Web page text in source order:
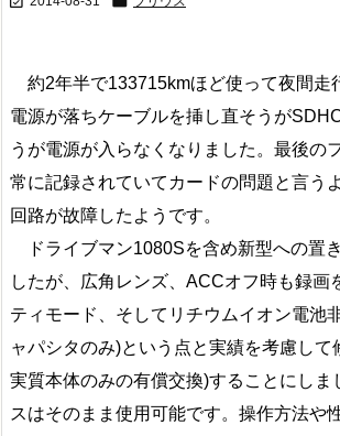
約2年半で133715kmほど使って夜間走
電源が落ちケーブルを挿し直そうが
うが電源が入らなくなりました。最後の
常に記録されていてカードの問題と言う
回路が故障したようです。
ドライブマン1080Sを含め新型への置
したが、広角レンズ、ACCオフ時も録画
ティモード、そしてリチウムイオン電池
ャパシタのみ)という点と実績を考慮して
実質本体のみの有償交換)することにしま
スはそのまま使用可能です。操作方法や